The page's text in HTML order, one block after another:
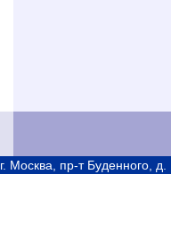
г. Москва, пр-т Буденного,